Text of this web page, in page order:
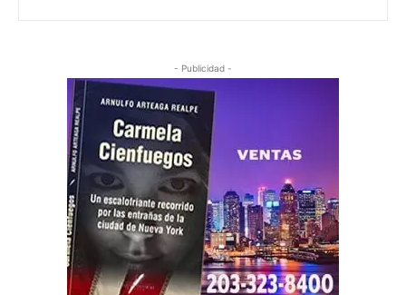
- Publicidad -